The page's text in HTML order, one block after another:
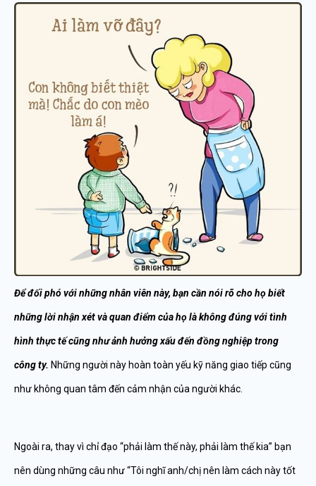
Để đối phó với những nhân viên này, bạn cần nói rõ cho họ biết
những lời nhận xét và quan điểm của họ là không đúng với tình
hình thực tế cũng như ảnh hưởng xấu đến đồng nghiệp trong
công ty. Những người này hoàn toàn yếu kỹ năng giao tiếp cũng
như không quan tâm đến cảm nhận của người khác.
Ngoài ra, thay vì chỉ đạo “phải làm thế này, phải làm thế kia” bạn
nên dùng những câu như “Tôi nghĩ anh/chị nên làm cách này tốt